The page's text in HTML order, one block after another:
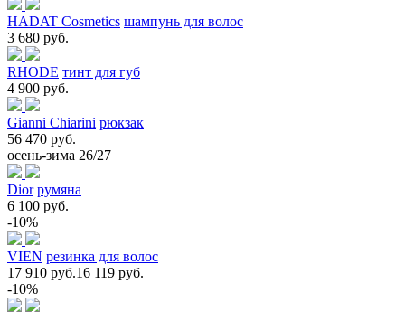
HADAT Cosmetics шампунь для волос
3 680 руб.
RHODE тинт для губ
4 900 руб.
Gianni Chiarini рюкзак
56 470 руб.
осень-зима 26/27
Dior румяна
6 100 руб.
-10%
VIEN резинка для волос
17 910 руб.16 119 руб.
-10%